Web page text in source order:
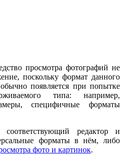
просмотра фотографий не
поскольку формат данного
появляется при попытке
типа: например,
специфичные форматы
редактор и
форматы в нём, либо
фото и картинок.